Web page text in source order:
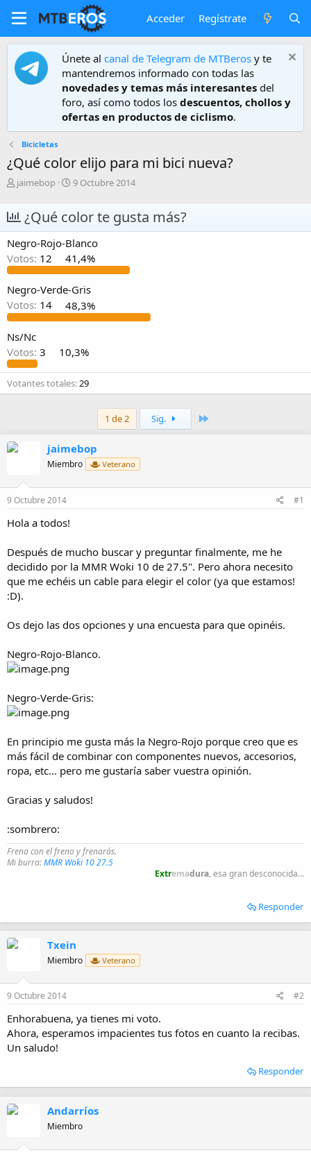
Acceder Regístrate
Únete al canal de Telegram de MTBeros y te
mantendremos informado con todas las
novedades y temas más interesantes del
foro, así como todos los descuentos, chollos y
ofertas en productos de ciclismo.
Bicicletas
¿Qué color elijo para mi bici nueva?
A
t
o
r
jaimebop
F
c
h
a
d
e
i
i
c
i
9 Octubre 2014
¿Qué color te gusta más?
Negro-Rojo-Blanco
Votos: 12 41,4%
Negro-Verde-Gris
Votos: 14 48,3%
Ns/Nc
Votos: 3 10,3%
Votantes totales 29
1 de 2 Sig.
jaimebop
Miembro Veterano
9 Octubre 2014 #1
Hola a todos!
Después de mucho buscar y preguntar finalmente, me he
decidido por la MMR Woki 10 de 27.5". Pero ahora necesito
que me echéis un cable para elegir el color (ya que estamos!
:D).
Os dejo las dos opciones y una encuesta para que opinéis.
Negro-Rojo-Blanco.
Negro-Verde-Gris:
En principio me gusta más la Negro-Rojo porque creo que es
más fácil de combinar con componentes nuevos, accesorios,
ropa, etc... pero me gustaría saber vuestra opinión.
Gracias y saludos!
:sombrero:
Frena con el freno y frenarás.
Mi burra:MMR Woki 10 27.5
Extremadura, esa gran desconocida...
Responder
Txein
Miembro Veterano
9 Octubre 2014 #2
Enhorabuena, ya tienes mi voto.
Ahora, esperamos impacientes tus fotos en cuanto la recibas.
Un saludo!
Responder
Andarríos
Miembro